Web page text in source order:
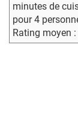
minutes de
pour 4
Rating moyen